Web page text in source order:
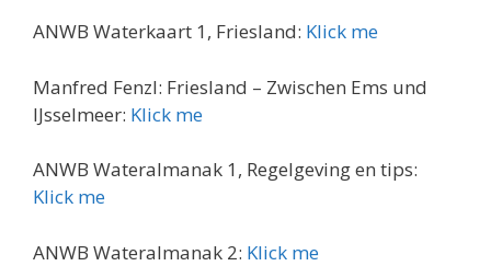
ANWB Waterkaart 1, Friesland: Klick me
Manfred Fenzl: Friesland – Zwischen Ems und
IJsselmeer: Klick me
ANWB Wateralmanak 1, Regelgeving en tips:
Klick me
ANWB Wateralmanak 2: Klick me